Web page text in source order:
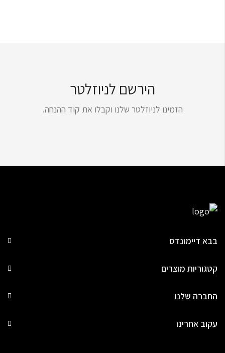
הירשם לניוזלטר
הזמינו לניוזלטר שלנו וקבלו את קוד ההנחה.
בבא דיימונדס
קטגוריות מוצרים
החברה שלנו
עקוב אחרינו